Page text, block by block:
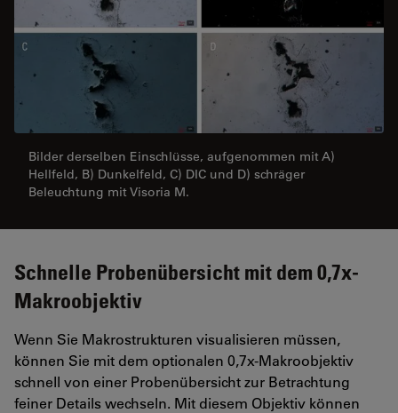
Bilder derselben Einschlüsse, aufgenommen mit A)
Hellfeld, B) Dunkelfeld, C) DIC und D) schräger
Beleuchtung mit Visoria M.
Schnelle Probenübersicht mit dem 0,7x-
Makroobjektiv
Wenn Sie Makrostrukturen visualisieren müssen,
können Sie mit dem optionalen 0,7x-Makroobjektiv
schnell von einer Probenübersicht zur Betrachtung
feiner Details wechseln. Mit diesem Objektiv können